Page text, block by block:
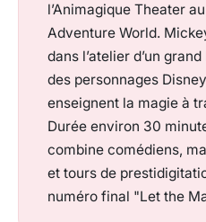
l’Animagique Theater
Adventure World.
dans l’atelier d’un
des personnages
enseignent la magie à
Durée environ 30
combine comédiens,
et tours de
numéro final "Let the